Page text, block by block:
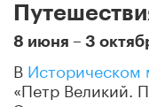
8 июня – 3
В Историческом
«Петр Великий.